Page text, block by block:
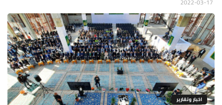
اخبار وتقارير